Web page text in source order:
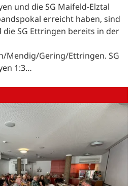
und die SG Maifeld-Elztal
erreicht haben, sind
SG Ettringen bereits in der
Mendig/Gering/Ettringen. SG
1:3…